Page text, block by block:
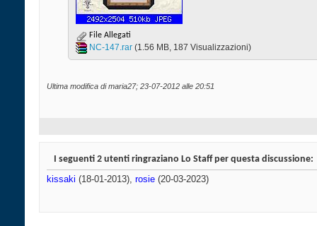
File Allegati
NC-147.rar‎ (1.56 MB, 187 Visualizzazioni)
Ultima modifica di maria27; 23-07-2012 alle 20:51
I seguenti 2 utenti ringraziano Lo Staff per questa discussione:
kissaki (18-01-2013), rosie (20-03-2023)